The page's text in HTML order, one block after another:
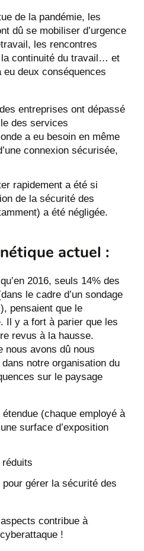
de la pandémie, les
dû se mobiliser d’urgence
les rencontres
continuité du travail… et
eu deux conséquences
entreprises ont dépassé
des services
a eu besoin en même
connexion sécurisée,
rapidement a été si
de la sécurité des
a été négligée.
actuel :
2016, seuls 14% des
le cadre d’un sondage
pensaient que le
Il y a fort à parier que les
revus à la hausse.
nous avons dû nous
notre organisation du
sur le paysage
étendue (chaque employé à
surface d’exposition
pour gérer la sécurité des
contribue à
!